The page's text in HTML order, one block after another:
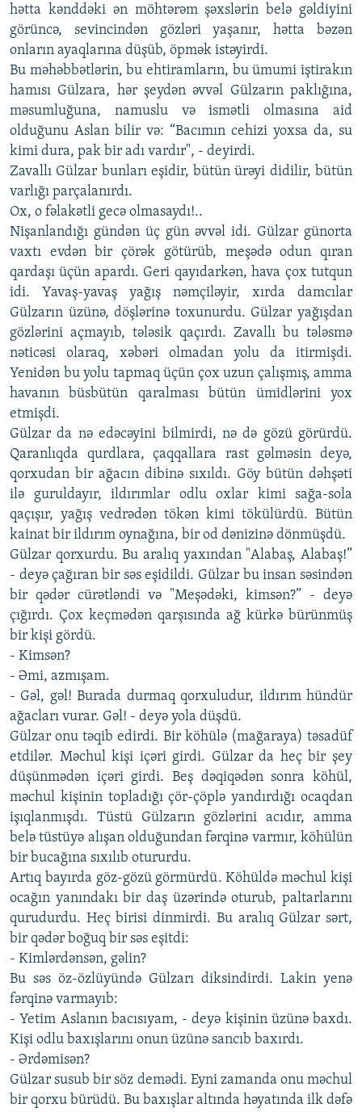
hətta kənddəki ən möhtərəm şəxslərin belə gəldiyini
görüncə, sevincindən gözləri yaşanır, hətta bəzən
onların ayaqlarına düşüb, öpmək istəyirdi.
Bu məhəbbətlərin, bu ehtiramların, bu ümumi iştirakın
hamısı Gülzara, hər şeydən əvvəl Gülzarın paklığına,
məsumluğuna, namuslu və ismətli olmasına aid
olduğunu Aslan bilir və: “Bacımın cehizi yoxsa da, su
kimi dura, pak bir adı vardır", - deyirdi.
Zavallı Gülzar bunları eşidir, bütün ürəyi didilir, bütün
varlığı parçalanırdı.
Ox, o fəlakətli gecə olmasaydı!..
Nişanlandığı gündən üç gün əvvəl idi. Gülzar günorta
vaxtı evdən bir çörək götürüb, meşədə odun qıran
qardaşı üçün apardı. Geri qayıdarkən, hava çox tutqun
idi. Yavaş-yavaş yağış nəmçiləyir, xırda damcılar
Gülzarın üzünə, döşlərinə toxunurdu. Gülzar yağışdan
gözlərini açmayıb, tələsik qaçırdı. Zavallı bu tələsmə
nəticəsi olaraq, xəbəri olmadan yolu da itirmişdi.
Yenidən bu yolu tapmaq üçün çox uzun çalışmış, amma
havanın büsbütün qaralması bütün ümidlərini yox
etmişdi.
Gülzar da nə edəcəyini bilmirdi, nə də gözü görürdü.
Qaranlıqda qurdlara, çaqqallara rast gəlməsin deyə,
qorxudan bir ağacın dibinə sıxıldı. Göy bütün dəhşəti
ilə guruldayır, ildırımlar odlu oxlar kimi sağa-sola
qaçışır, yağış vedrədən tökən kimi tökülürdü. Bütün
kainat bir ildırım oynağına, bir od dənizinə dönmüşdü.
Gülzar qorxurdu. Bu aralıq yaxından "Alabaş, Alabaş!”
- deyə çağıran bir səs eşidildi. Gülzar bu insan səsindən
bir qədər cürətləndi və "Meşədəki, kimsən?” - deyə
çığırdı. Çox keçmədən qarşısında ağ kürkə bürünmüş
bir kişi gördü.
- Kimsən?
- Əmi, azmışam.
- Gəl, gəl! Burada durmaq qorxuludur, ildırım hündür
ağacları vurar. Gəl! - deyə yola düşdü.
Gülzar onu təqib edirdi. Bir köhülə (mağaraya) təsadüf
etdilər. Məchul kişi içəri girdi. Gülzar da heç bir şey
düşünmədən içəri girdi. Beş dəqiqədən sonra köhül,
məchul kişinin topladığı çör-çöplə yandırdığı ocaqdan
işıqlanmışdı. Tüstü Gülzarın gözlərini acıdır, amma
belə tüstüyə alışan olduğundan fərqinə varmır, köhülün
bir bucağına sıxılıb otururdu.
Artıq bayırda göz-gözü görmürdü. Köhüldə məchul kişi
ocağın yanındakı bir daş üzərində oturub, paltarlarını
qurudurdu. Heç birisi dinmirdi. Bu aralıq Gülzar sərt,
bir qədər boğuq bir səs eşitdi:
- Kimlərdənsən, gəlin?
Bu səs öz-özlüyündə Gülzarı diksindirdi. Lakin yenə
fərqinə varmayıb:
- Yetim Aslanın bacısıyam, - deyə kişinin üzünə baxdı.
Kişi odlu baxışlarını onun üzünə sancıb baxırdı.
- Ərdəmisən?
Gülzar susub bir söz demədi. Eyni zamanda onu məchul
bir qorxu bürüdü. Bu baxışlar altında həyatında ilk dəfə